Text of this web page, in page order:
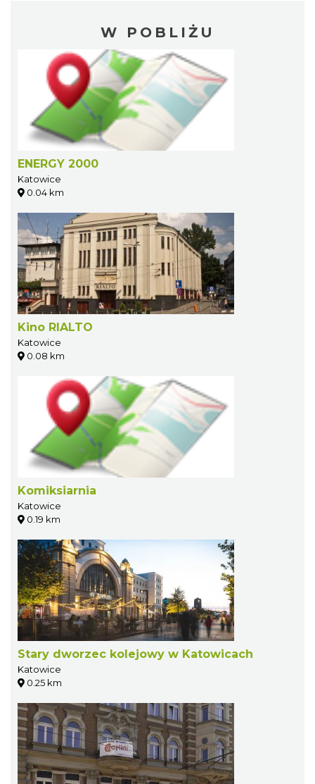
W POBLIŻU
ENERGY 2000
Katowice
0.04 km
Kino RIALTO
Katowice
0.08 km
Komiksiarnia
Katowice
0.19 km
Stary dworzec kolejowy w Katowicach
Katowice
0.25 km